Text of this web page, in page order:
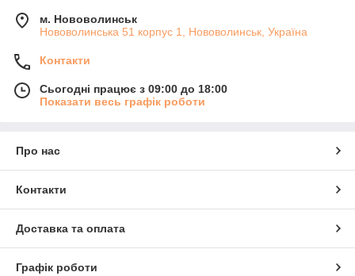
м. Нововолинськ
Нововолинська 51 корпус 1, Нововолинськ, Україна
Контакти
Сьогодні працює з 09:00 до 18:00
Показати весь графік роботи
Про нас
Контакти
Доставка та оплата
Графік роботи